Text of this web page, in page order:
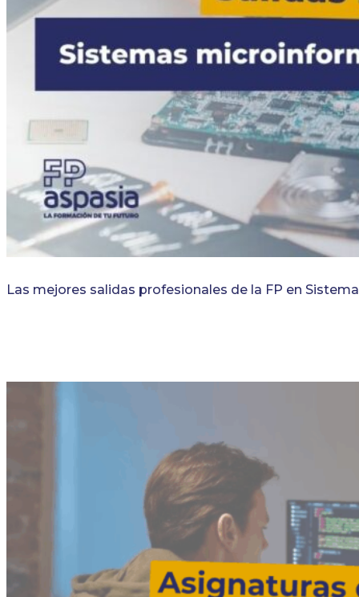
Las mejores salidas profesionales de la FP en